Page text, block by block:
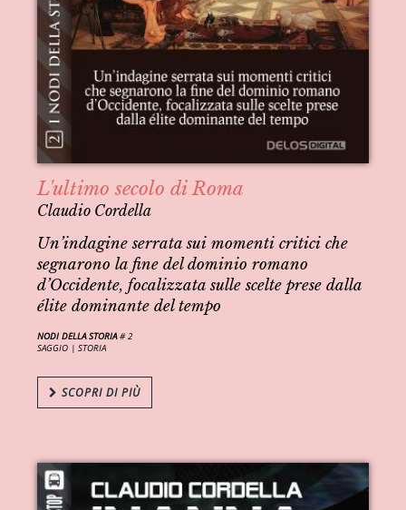
L'ultimo secolo di Roma
Claudio Cordella
Un’indagine serrata sui momenti critici che
segnarono la fine del dominio romano
d’Occidente, focalizzata sulle scelte prese dalla
élite dominante del tempo
NODI DELLA STORIA# 2
SAGGIO |STORIA
SCOPRI DI PIÙ